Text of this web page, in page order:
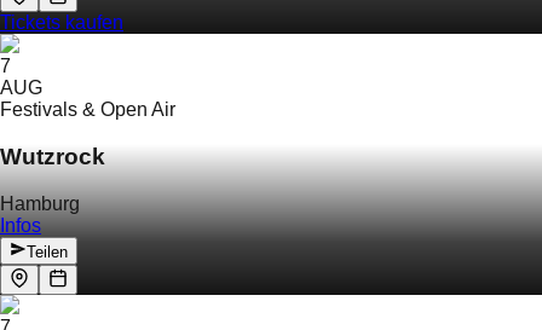
Tickets kaufen
7
AUG
Festivals & Open Air
Wutzrock
Hamburg
Infos
Teilen